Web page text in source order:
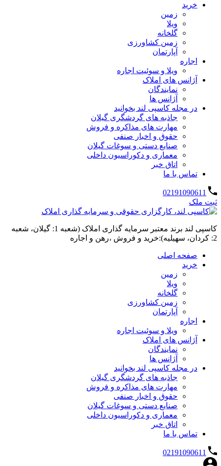
خرید
زمین
ویلا
گلخانه
زمین کشاورزی
آپارتمان
اجاره
ویلا و سوئیت اجاره
آژانس های املاک
نمایندگان
آژانس ها
در مجله کاسپی لند بخوانید
جاذبه های گردشگری گیلان
مهارت های مذاکره و فروش
حقوق و اخبار صنفی
صنایع دستی و سوغات گیلان
معماری و دکوراسیون داخلی
اتاق خبر
تماس با ما
02191090611
ثبت ملک
کاسپی لند برند معتبر سرمایه گذاری املاک (شعبه 1: گیلان، شعبه
2: کردان، سهیلیه):خرید و فروش ،رهن و اجاره
صفحه اصلی
خرید
زمین
ویلا
گلخانه
زمین کشاورزی
آپارتمان
اجاره
ویلا و سوئیت اجاره
آژانس های املاک
نمایندگان
آژانس ها
در مجله کاسپی لند بخوانید
جاذبه های گردشگری گیلان
مهارت های مذاکره و فروش
حقوق و اخبار صنفی
صنایع دستی و سوغات گیلان
معماری و دکوراسیون داخلی
اتاق خبر
تماس با ما
02191090611